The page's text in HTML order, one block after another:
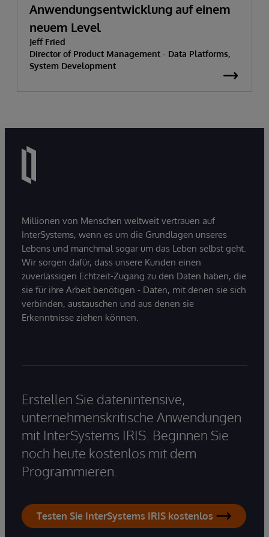
Anwendungsentwicklung auf einem
neuem Level
Jeff Fried
Director of Product Management - Data Platforms,
System Development
Millionen von Menschen weltweit vertrauen auf
InterSystems, wenn es um die Grundlagen unseres
Lebens und manchmal sogar um das Leben selbst geht.
Wir sorgen dafür, dass unsere Kunden einen
zuverlässigen Echtzeit-Zugang zu den Daten haben, die
sie für ihre Arbeit benötigen - Daten, mit denen sie sich
verbinden, austauschen und aus denen sie
Erkenntnisse ziehen können.
Erstellen Sie datenintensive,
unternehmenskritische Anwendungen
mit InterSystems IRIS. Beginnen Sie
noch heute kostenlos mit dem
Programmieren.
Testen Sie InterSystems IRIS kostenlos